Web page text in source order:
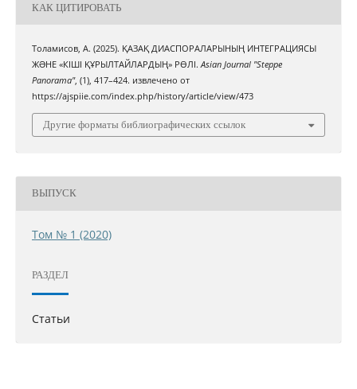
КАК ЦИТИРОВАТЬ
Толамисов, А. (2025). ҚАЗАҚ ДИАСПОРАЛАРЫНЫҢ ИНТЕГРАЦИЯСЫ
ЖƏНЕ «КІШІ ҚҰРЫЛТАЙЛАРДЫҢ» РӨЛІ.Asian Journal "Steppe
Panorama", (1), 417–424. извлечено от
https://ajspiie.com/index.php/history/article/view/473
Другие форматы библиографических ссылок
ВЫПУСК
Том № 1 (2020)
РАЗДЕЛ
Статьи